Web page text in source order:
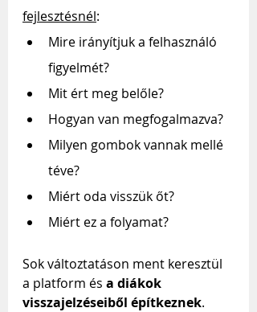
fejlesztésnél:
Mire irányítjuk a felhasználó
figyelmét?
Mit ért meg belőle?
Hogyan van megfogalmazva?
Milyen gombok vannak mellé
téve?
Miért oda visszük őt?
Miért ez a folyamat?
Sok változtatáson ment keresztül
a platform és a diákok
visszajelzéseiből építkeznek.